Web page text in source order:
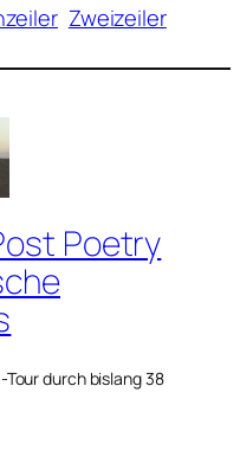
Zweizeiler
Poetry
durch bislang 38